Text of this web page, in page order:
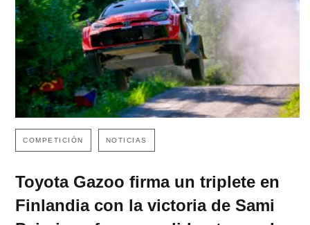
COMPETICIÓN NOTICIAS
Toyota Gazoo firma un triplete en
Finlandia con la victoria de Sami